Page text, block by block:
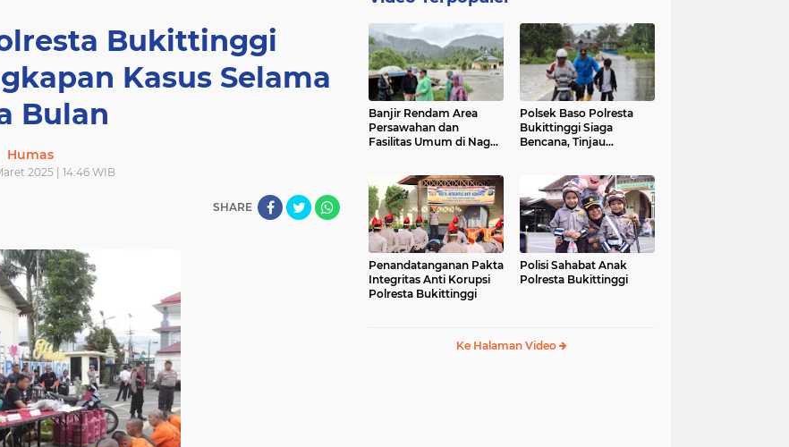
Bukittinggi
Kasus Selama
Bulan
Humas
2025 | 14:46 WIB
SHARE
Banjir Rendam Area
Persawahan dan
Fasilitas Umum di Nagari
Polsek Baso Polresta
Bukittinggi Siaga
Bencana, Tinjau
Penandatanganan Pakta
Integritas Anti Korupsi
Polresta Bukittinggi
Polisi Sahabat Anak
Polresta Bukittinggi
Ke Halaman Video